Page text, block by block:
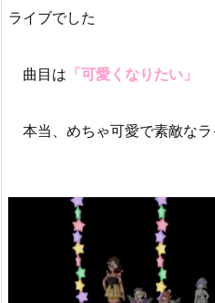
ライブでした
曲目は 「可愛くなりたい」
本当、めちゃ可愛で素敵なラ